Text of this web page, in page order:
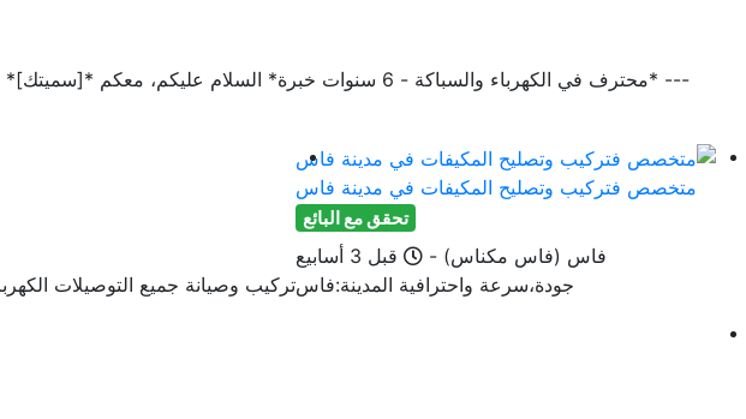
متخصص فتركيب وتصليح المكيفات في مدينة فاس
تحقق مع البائع
فاس (فاس مكناس) -
Published
قبل 3 أسابيع
جودة،سرعة واحترافية المدينة:فاستركيب وصيانة جميع التوصيلات